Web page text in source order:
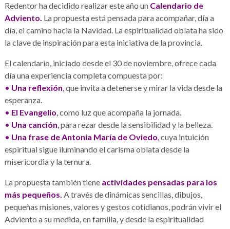
Redentor ha decidido realizar este año un Calendario de
Adviento. La propuesta está pensada para acompañar, día a
día, el camino hacia la Navidad. La espiritualidad oblata ha sido
la clave de inspiración para esta iniciativa de la provincia.
El calendario, iniciado desde el 30 de noviembre, ofrece cada
día una experiencia completa compuesta por:
• Una reflexión,que invita a detenerse y mirar la vida desde la
esperanza.
• El Evangelio,como luz que acompaña la jornada.
• Una canción,para rezar desde la sensibilidad y la belleza.
• Una frase de Antonia María de Oviedo,cuya intuición
espiritual sigue iluminando el carisma oblata desde la
misericordia y la ternura.
La propuesta también tiene actividades pensadas para los
más pequeños. A través de dinámicas sencillas, dibujos,
pequeñas misiones, valores y gestos cotidianos, podrán vivir el
Adviento a su medida, en familia, y desde la espiritualidad